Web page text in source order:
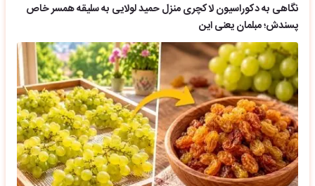
نگاهی به دکوراسیون لاکچری منزل حمید لولایی به سلیقه همسر خاص
پسندش؛ مبلمان یعنی این